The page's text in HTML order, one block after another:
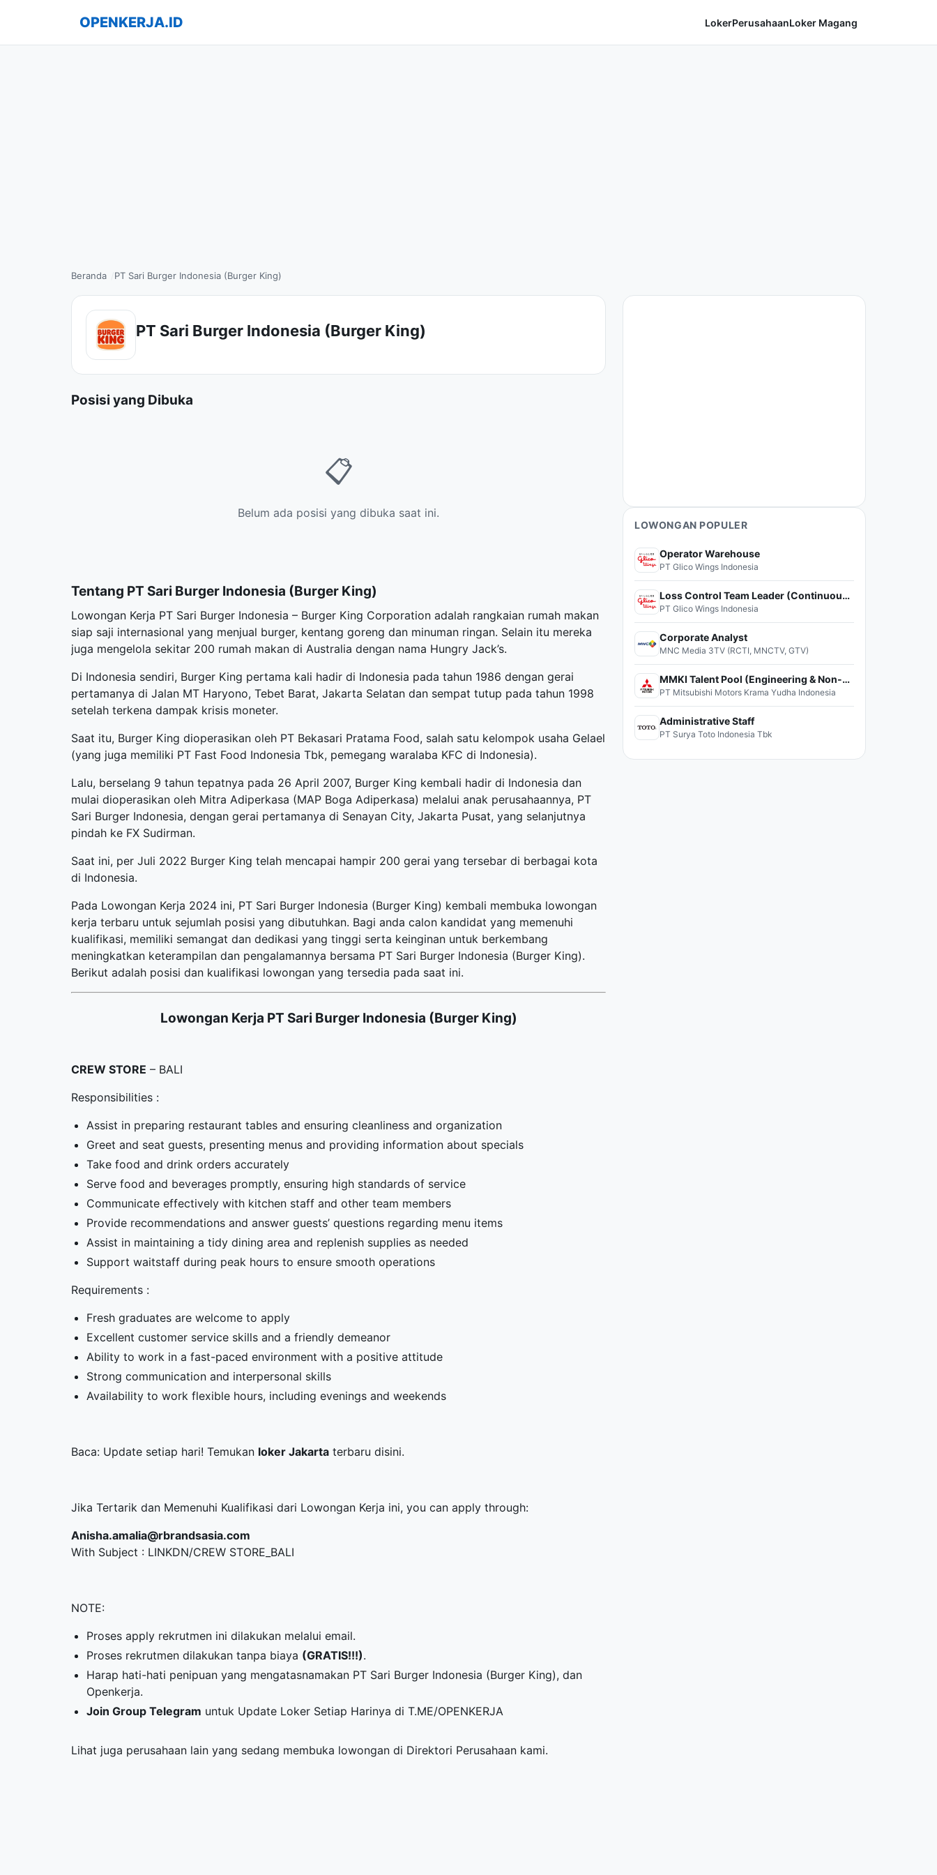
OPENKERJA.ID LokerPerusahaanLoker Magang
Beranda PT Sari Burger Indonesia (Burger King)
PT Sari Burger Indonesia (Burger King)
Posisi yang Dibuka
📋
Belum ada posisi yang dibuka saat ini.
Tentang PT Sari Burger Indonesia (Burger King)
Lowongan Kerja PT Sari Burger Indonesia – Burger King Corporation adalah rangkaian rumah makan
siap saji internasional yang menjual burger, kentang goreng dan minuman ringan. Selain itu mereka
juga mengelola sekitar 200 rumah makan di Australia dengan nama Hungry Jack’s.
Di Indonesia sendiri, Burger King pertama kali hadir di Indonesia pada tahun 1986 dengan gerai
pertamanya di Jalan MT Haryono, Tebet Barat, Jakarta Selatan dan sempat tutup pada tahun 1998
setelah terkena dampak krisis moneter.
Saat itu, Burger King dioperasikan oleh PT Bekasari Pratama Food, salah satu kelompok usaha Gelael
(yang juga memiliki PT Fast Food Indonesia Tbk, pemegang waralaba KFC di Indonesia).
Lalu, berselang 9 tahun tepatnya pada 26 April 2007, Burger King kembali hadir di Indonesia dan
mulai dioperasikan oleh Mitra Adiperkasa (MAP Boga Adiperkasa) melalui anak perusahaannya, PT
Sari Burger Indonesia, dengan gerai pertamanya di Senayan City, Jakarta Pusat, yang selanjutnya
pindah ke FX Sudirman.
Saat ini, per Juli 2022 Burger King telah mencapai hampir 200 gerai yang tersebar di berbagai kota
di Indonesia.
Pada Lowongan Kerja 2024 ini, PT Sari Burger Indonesia (Burger King) kembali membuka lowongan
kerja terbaru untuk sejumlah posisi yang dibutuhkan. Bagi anda calon kandidat yang memenuhi
kualifikasi, memiliki semangat dan dedikasi yang tinggi serta keinginan untuk berkembang
meningkatkan keterampilan dan pengalamannya bersama PT Sari Burger Indonesia (Burger King).
Berikut adalah posisi dan kualifikasi lowongan yang tersedia pada saat ini.
Lowongan Kerja PT Sari Burger Indonesia (Burger King)
CREW STORE – BALI
Responsibilities :
Assist in preparing restaurant tables and ensuring cleanliness and organization
Greet and seat guests, presenting menus and providing information about specials
Take food and drink orders accurately
Serve food and beverages promptly, ensuring high standards of service
Communicate effectively with kitchen staff and other team members
Provide recommendations and answer guests’ questions regarding menu items
Assist in maintaining a tidy dining area and replenish supplies as needed
Support waitstaff during peak hours to ensure smooth operations
Requirements :
Fresh graduates are welcome to apply
Excellent customer service skills and a friendly demeanor
Ability to work in a fast-paced environment with a positive attitude
Strong communication and interpersonal skills
Availability to work flexible hours, including evenings and weekends
Baca: Update setiap hari! Temukan loker Jakarta terbaru disini.
Jika Tertarik dan Memenuhi Kualifikasi dari Lowongan Kerja ini, you can apply through:
Anisha.amalia@rbrandsasia.com
With Subject : LINKDN/CREW STORE_BALI
NOTE:
Proses apply rekrutmen ini dilakukan melalui email.
Proses rekrutmen dilakukan tanpa biaya (GRATIS!!!).
Harap hati-hati penipuan yang mengatasnamakan PT Sari Burger Indonesia (Burger King), dan
Openkerja.
Join Group Telegram untuk Update Loker Setiap Harinya diT.ME/OPENKERJA
Lihat juga perusahaan lain yang sedang membuka lowongan di Direktori Perusahaan kami.
LOWONGAN POPULER
Operator Warehouse
PT Glico Wings Indonesia
Loss Control Team Leader (Continuous Improvement)
PT Glico Wings Indonesia
Corporate Analyst
MNC Media 3TV (RCTI, MNCTV, GTV)
MMKI Talent Pool (Engineering & Non-Engineering)
PT Mitsubishi Motors Krama Yudha Indonesia
Administrative Staff
PT Surya Toto Indonesia Tbk